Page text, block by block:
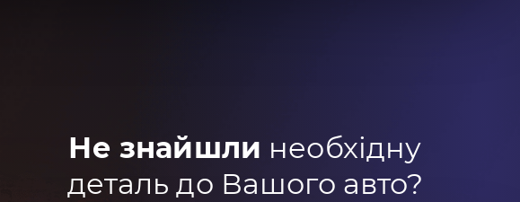
Не знайшли необхідну
деталь до Вашого авто?